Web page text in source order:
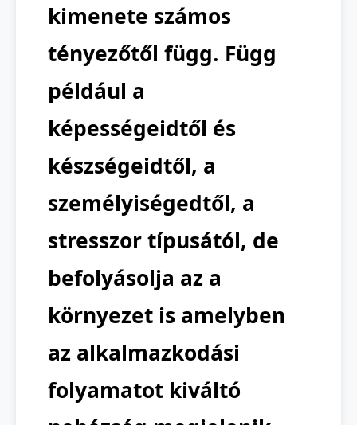
kimenete számos
tényezőtől függ. Függ
például a
képességeidtől és
készségeidtől, a
személyiségedtől, a
stresszor típusától, de
befolyásolja az a
környezet is amelyben
az alkalmazkodási
folyamatot kiváltó